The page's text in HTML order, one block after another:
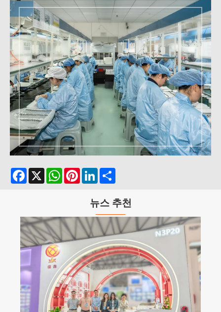
Facebook
X WhatsAppPinterestLinkedIn
뉴스 추천